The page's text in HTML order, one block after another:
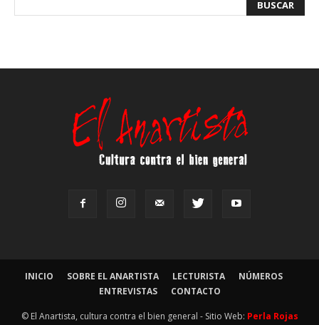
INICIO SOBRE EL ANARTISTA LECTURISTA
NÚMEROS
ENTREVISTAS
CONTACTO
© El Anartista, cultura contra el bien general - Sitio Web: Perla Rojas